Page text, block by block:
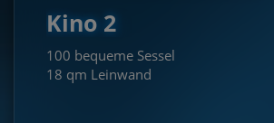
Kino 2
100 bequeme Sessel
18 qm Leinwand